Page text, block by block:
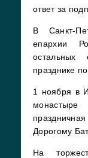
ответ за
В Санкт-
епархии
остальных
празднике
1 ноября в
монастыре
Дорогому
На